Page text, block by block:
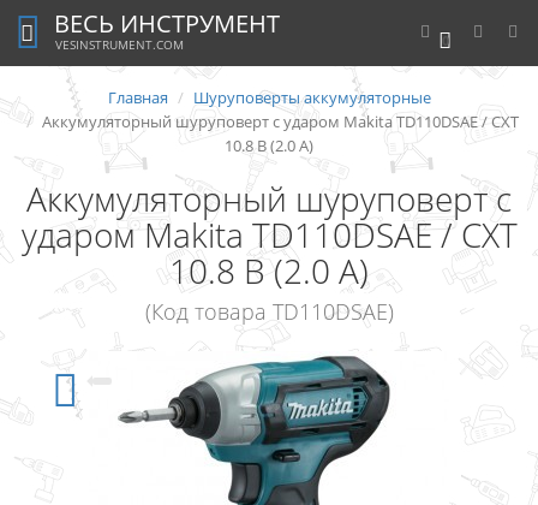
0
ВЕСЬ ИНСТРУМЕНТ
VESINSTRUMENT.COM
Главная
Шуруповерты аккумуляторные
Аккумуляторный шуруповерт с ударом Makita TD110DSAE / CXT
10.8 В (2.0 А)
Аккумуляторный шуруповерт с
ударом Makita TD110DSAE / CXT
10.8 В (2.0 А)
(Код товара TD110DSAE)